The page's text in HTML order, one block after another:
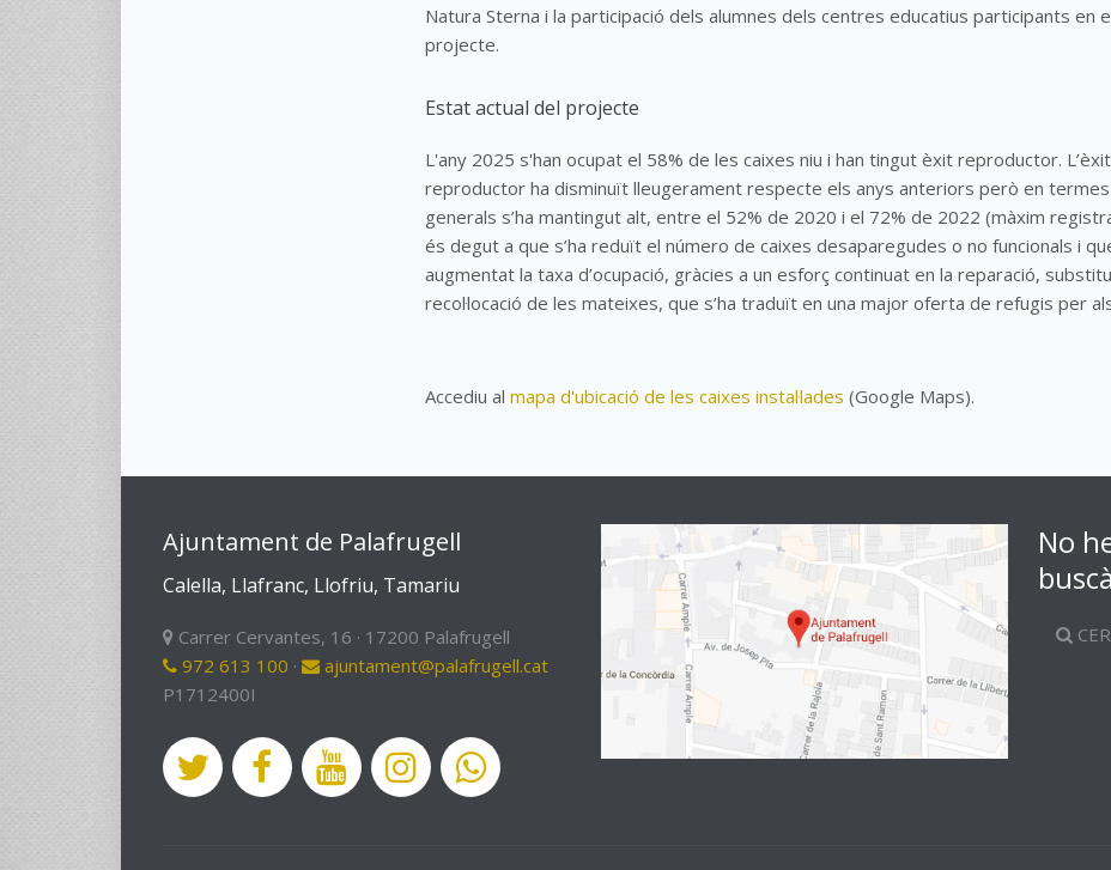
Natura Sterna i la participació dels alumnes dels centres educatius participants en
projecte.
Estat actual del projecte
L'any 2025 s'han ocupat el 58% de les caixes niu i han tingut èxit reproductor. L’èxit
reproductor ha disminuït lleugerament respecte els anys anteriors peròen termes
generals s’ha mantingut alt, entre el 52% de 2020 i el 72% de 2022 (màxim
és degut a que s’ha reduït el número de caixes desaparegudes o no funcionals i
augmentat la taxa d’ocupació, gràcies a un esforç continuat en la reparació,
recol·locacióde les mateixes, que s’ha traduït en una major oferta de refugis per
Accediu almapa d'ubicació de les caixes instal·lades (Google Maps).
Ajuntament de Palafrugell
Calella, Llafranc, Llofriu, Tamariu
Carrer Cervantes, 16 · 17200 Palafrugell
972 613 100 ·
ajuntament@palafrugell.cat
P1712400I
No